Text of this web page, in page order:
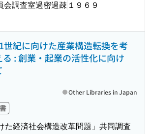
会調査室過密過疎 １９６９
世紀に向けた産業構造転換を考
る : 創業・起業の活性化に向け
た経済社会構造改革問題」共同調査
Other Libraries in Japan